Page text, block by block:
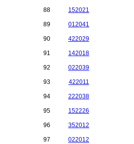
88 152021
89 012041
90 422029
91 142018
92 022039
93 422011
94 222038
95 152226
96 352012
97 022012